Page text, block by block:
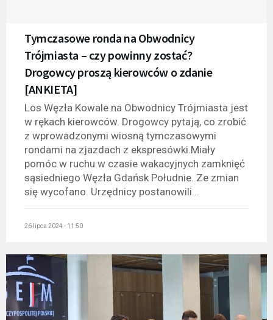
Tymczasowe ronda na Obwodnicy
Trójmiasta – czy powinny zostać?
Drogowcy proszą kierowców o zdanie
[ANKIETA]
Los Węzła Kowale na Obwodnicy Trójmiasta jest
w rękach kierowców. Drogowcy pytają, co zrobić
z wprowadzonymi wiosną tymczasowymi
rondami na zjazdach z ekspresówki.Miały
pomóc w ruchu w czasie wakacyjnych zamknięć
sąsiedniego Węzła Gdańsk Południe. Ze zmian
się wycofano. Urzędnicy postanowili...
26 lipca 2024 - 11:50